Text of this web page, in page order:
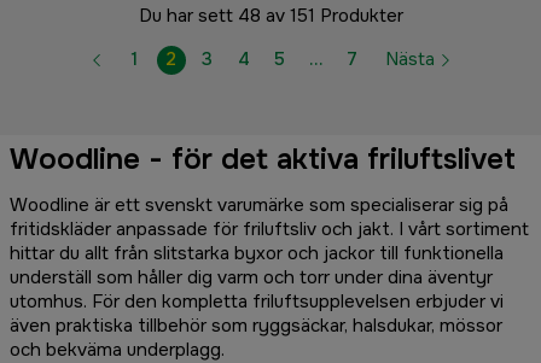
Du har sett 48 av 151 Produkter
1
2 3 4 5 … 7 Nästa
Woodline - för det aktiva friluftslivet
Woodline är ett svenskt varumärke som specialiserar sig på
fritidskläder anpassade för friluftsliv och jakt. I vårt sortiment
hittar du allt från slitstarka byxor och jackor till funktionella
underställ som håller dig varm och torr under dina äventyr
utomhus. För den kompletta friluftsupplevelsen erbjuder vi
även praktiska tillbehör som ryggsäckar, halsdukar, mössor
och bekväma underplagg.